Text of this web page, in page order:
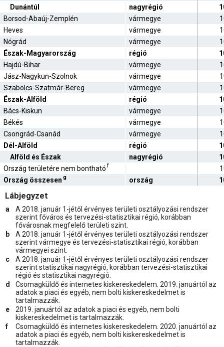
Dunántúl
nagyrégió
Borsod-Abaúj-Zemplén
vármegye
Heves
vármegye
Nógrád
vármegye
Észak-Magyarország
régió
Hajdú-Bihar
vármegye
Jász-Nagykun-Szolnok
vármegye
Szabolcs-Szatmár-Bereg
vármegye
Észak-Alföld
régió
Bács-Kiskun
vármegye
Békés
vármegye
Csongrád-Csanád
vármegye
Dél-Alföld
régió
Alföld és Észak
nagyrégió
Ország területére nem bontható f
Ország összesen g ország
Lábjegyzet
a
A 2018. január 1-jétől érvényes területi osztályozási rendszer
szerint főváros és tervezési-statisztikai régió, korábban
fővárosnak megfelelő területi szint.
b
A 2018. január 1-jétől érvényes területi osztályozási rendszer
szerint vármegye és tervezési-statisztikai régió, korábban
vármegyei szint.
c
A 2018. január 1-jétől érvényes területi osztályozási rendszer
szerint statisztikai nagyrégió, korábban tervezési-statisztikai
régió és statisztikai nagyrégió.
d
Csomagküldő és internetes kiskereskedelem. 2019. januártól az
adatok a piaci és egyéb, nem bolti kiskereskedelmet is
tartalmazzák.
e
2019. januártól az adatok a piaci és egyéb, nem bolti
kiskereskedelmet is tartalmazzák.
f
Csomagküldő és internetes kiskereskedelem. 2020. januártól az
adatok a piaci és egyéb, nem bolti kiskereskedelmet is
tartalmazzák.